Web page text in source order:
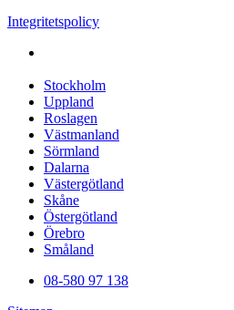
Integritetspolicy
Stockholm
Uppland
Roslagen
Västmanland
Sörmland
Dalarna
Västergötland
Skåne
Östergötland
Örebro
Småland
08-580 97 138